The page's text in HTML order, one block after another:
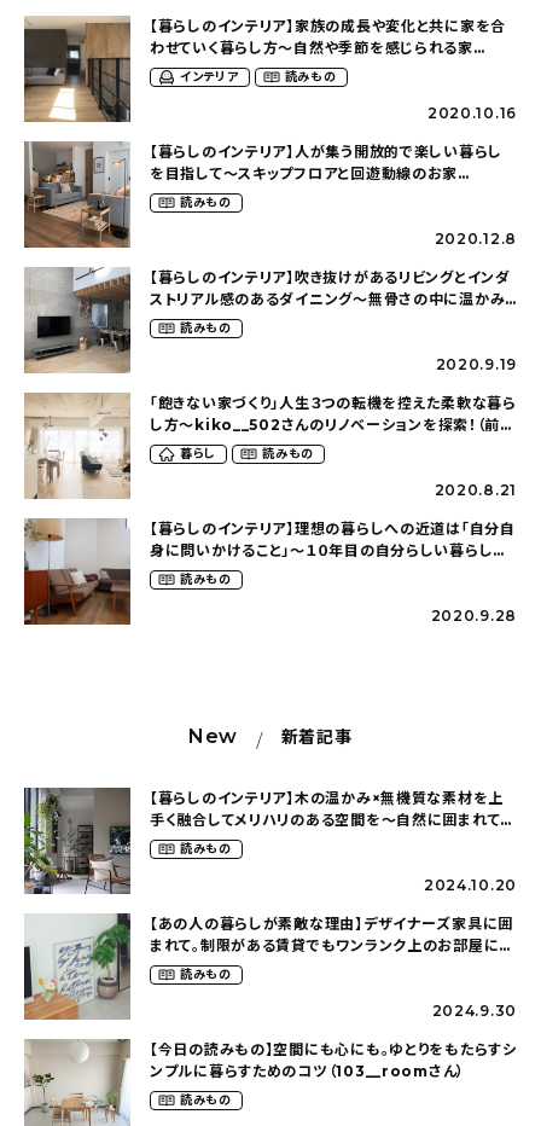
【暮らしのインテリア】家族の成長や変化と共に家を合
わせていく暮らし方〜自然や季節を感じられる家
（srms_houseさん）
インテリア 読みもの
2020.10.16
【暮らしのインテリア】人が集う開放的で楽しい暮らし
を目指して〜スキップフロアと回遊動線のお家
（reigram_houseさん）
読みもの
2020.12.8
【暮らしのインテリア】吹き抜けがあるリビングとインダ
ストリアル感のあるダイニング〜無骨さの中に温かみ
を感じられる家（y.u.r.i.2.5さん）
読みもの
2020.9.19
「飽きない家づくり」人生３つの転機を控えた柔軟な暮ら
し方〜kiko__502さんのリノベーションを探索！（前
編） 暮らし 読みもの
2020.8.21
【暮らしのインテリア】理想の暮らしへの近道は「自分自
身に問いかけること」～１０年目の自分らしい暮らし
（sario.lsさん）
読みもの
2020.9.28
New 新着記事
【暮らしのインテリア】木の温かみ×無機質な素材を上
手く融合してメリハリのある空間を〜自然に囲まれて暮
らす（ki_no_ieさん）
読みもの
2024.10.20
【あの人の暮らしが素敵な理由】デザイナーズ家具に囲
まれて。制限がある賃貸でもワンランク上のお部屋に〜
狭くても好きな暮らしのこと（_____chika708さん）
読みもの
2024.9.30
【今日の読みもの】空間にも心にも。ゆとりをもたらすシ
ンプルに暮らすためのコツ（103__roomさん）
読みもの